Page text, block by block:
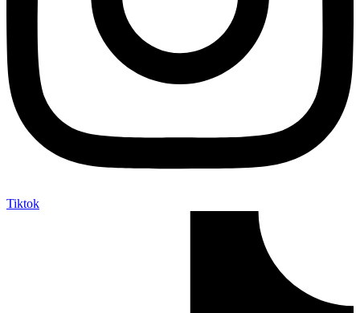
Tiktok